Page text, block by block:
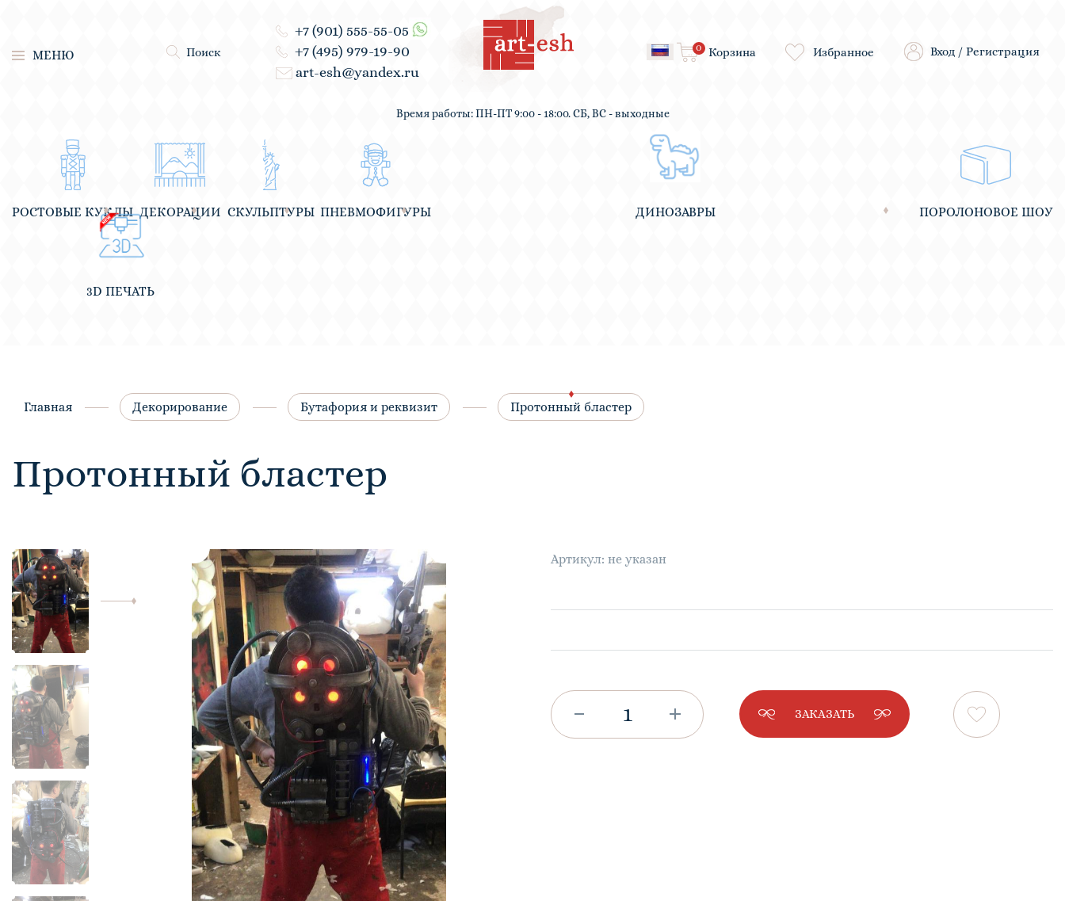
МЕНЮ Поиск
+7 (901) 555-55-05
+7 (495) 979-19-90
art-esh@yandex.ru
Корзина
0 Избранное Вход / Регистрация
Время работы: ПН-ПТ 9:00 - 18:00. СБ, ВС - выходные
РОСТОВЫЕ КУКЛЫ ДЕКОРАЦИИ СКУЛЬПТУРЫ ПНЕВМОФИГУРЫ ДИНОЗАВРЫ ПОРОЛОНОВОЕ ШОУ
3D ПЕЧАТЬ
Главная Декорирование Бутафория и реквизит Протонный бластер
Протонный бластер
Артикул: не указан
ЗАКАЗАТЬ